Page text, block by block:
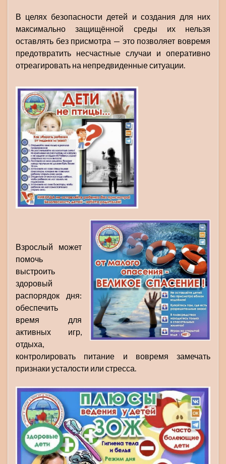
В целях безопасности детей и создания для них
максимально защищённой среды их нельзя
оставлять без присмотра — это позволяет вовремя
предотвратить несчастные случаи и оперативно
отреагировать на непредвиденные ситуации.
Взрослый может
помочь
выстроить
здоровый
распорядок дня:
обеспечить
время для
активных игр,
отдыха,
контролировать питание и вовремя замечать
признаки усталости или стресса.